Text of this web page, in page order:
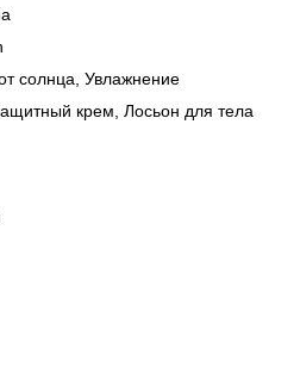
солнца, Увлажнение
крем, Лосьон для тела